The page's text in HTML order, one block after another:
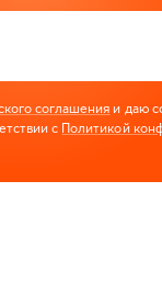
соглашения и даю
с Политикой